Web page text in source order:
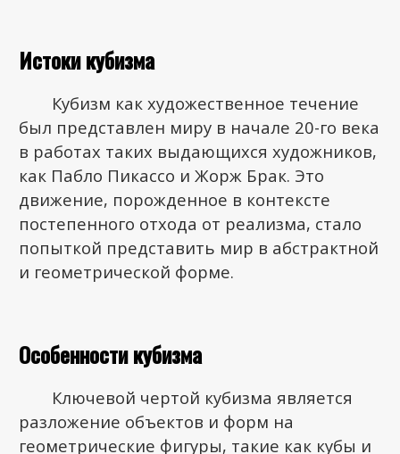
Истоки кубизма
Кубизм как художественное течение
был представлен миру в начале 20-го века
в работах таких выдающихся художников,
как Пабло Пикассо и Жорж Брак. Это
движение, порожденное в контексте
постепенного отхода от реализма, стало
попыткой представить мир в абстрактной
и геометрической форме.
Особенности кубизма
Ключевой чертой кубизма является
разложение объектов и форм на
геометрические фигуры, такие как кубы и